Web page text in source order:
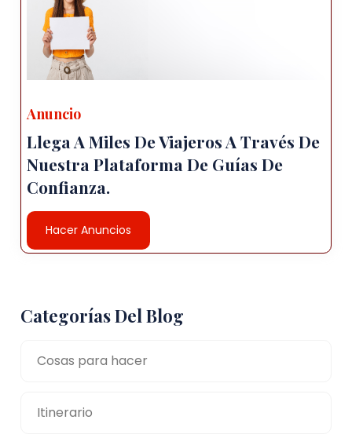
Anuncio
Llega A Miles De Viajeros A Través De
Nuestra Plataforma De Guías De
Confianza.
Hacer Anuncios
Categorías Del Blog
Cosas para hacer
Itinerario